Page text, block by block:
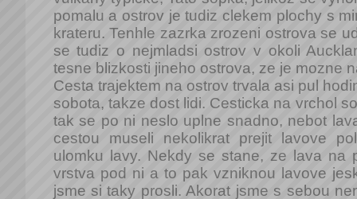
pomalu a ostrov je tudiz clekem plochy s
krateru. Tenhle zazrka zrozeni ostrova se
se tudiz o nejmladsi ostrov v okoli
tesne blizkosti jineho ostrova, ze je mozne
Cesta trajektem na ostrov trvala asi pul
sobota, takze dost lidi. Cesticka na vrchol
tak se po ni neslo uplne snadno, nebot
cestou museli nekolikrat prejit lavove
ulomku lavy. Nekdy se stane, ze lava na
vrstva pod ni a to pak vzniknou lavove
jsme si taky prosli. Akorat jsme s sebou